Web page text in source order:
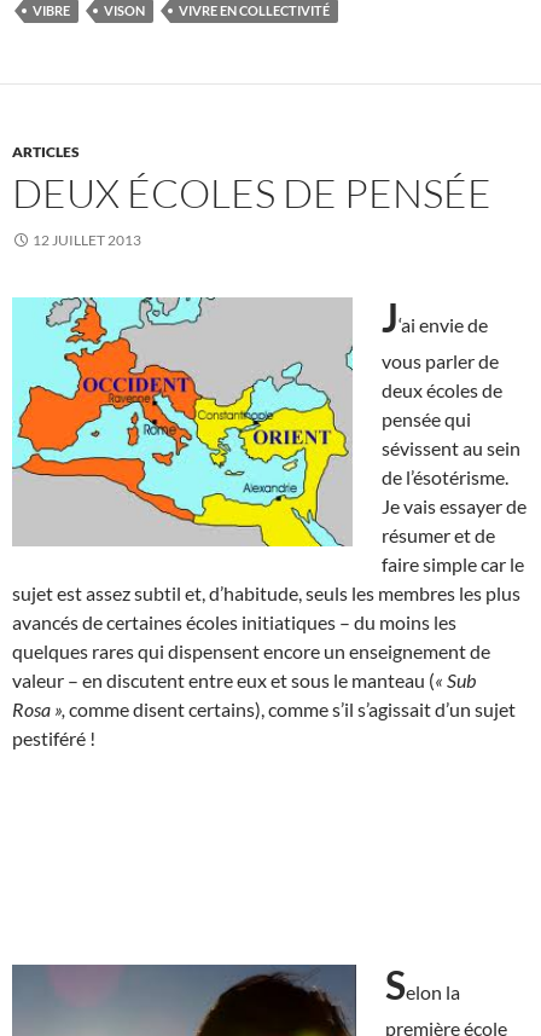
VIBRE
VISON VIVRE EN COLLECTIVITÉ
ARTICLES
DEUX ÉCOLES DE PENSÉE
12 JUILLET 2013
J‘ai envie de
vous parler de
deux écoles de
pensée qui
sévissent au sein
de l’ésotérisme.
Je vais essayer de
résumer et de
faire simple car le
sujet est assez subtil et, d’habitude, seuls les membres les plus
avancés de certaines écoles initiatiques – du moins les
quelques rares qui dispensent encore un enseignement de
valeur – en discutent entre eux et sous le manteau (« Sub
Rosa », comme disent certains), comme s’il s’agissait d’un sujet
pestiféré !
Selon la
première école